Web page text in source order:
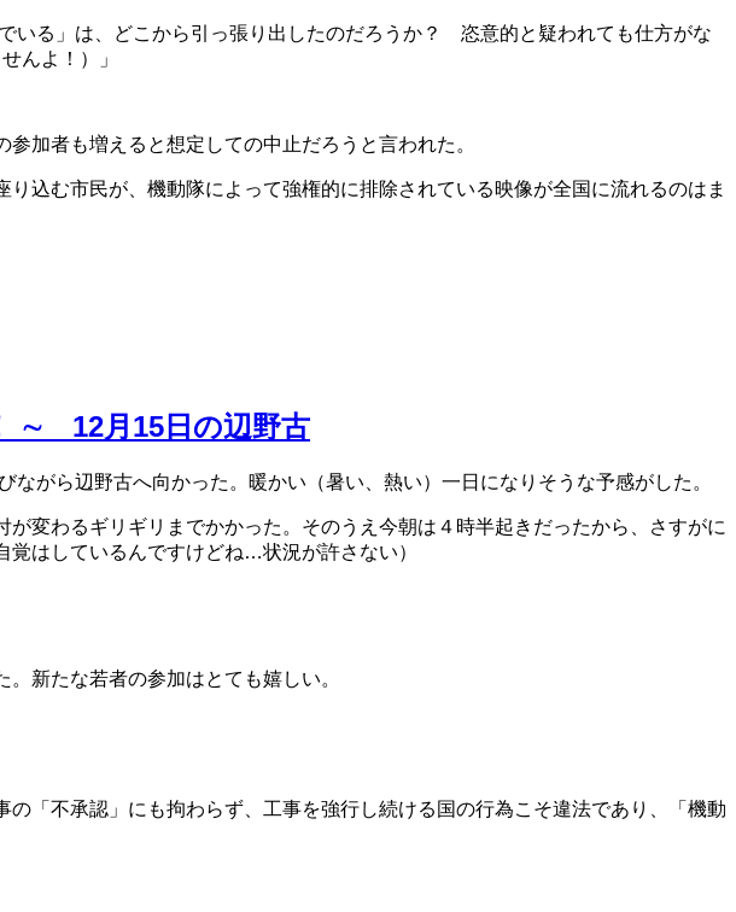
る」は、どこから引っ張り出したのだろうか？ 恣意的と疑われても仕方がな
んよ！）」
加者も増えると想定しての中止だろうと言われた。
込む市民が、機動隊によって強権的に排除されている映像が全国に流れるのはま
∼ 12月15日の辺野古
がら辺野古へ向かった。暖かい（暑い、熱い）一日になりそうな予感がした。
変わるギリギリまでかかった。そのうえ今朝は４時半起きだったから、さすがに
はしているんですけどね…状況が許さない）
新たな若者の参加はとても嬉しい。
「不承認」にも拘わらず、工事を強行し続ける国の行為こそ違法であり、「機動